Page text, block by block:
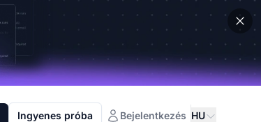
Ingyenes próba Bejelentkezés HU